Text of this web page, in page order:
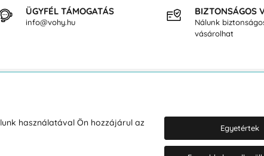
ÜGYFÉL TÁMOGATÁS
info@vohy.hu
BIZTONSÁGOS
Nálunk
vásárolhat
használatával Ön hozzájárul az
Egyetértek